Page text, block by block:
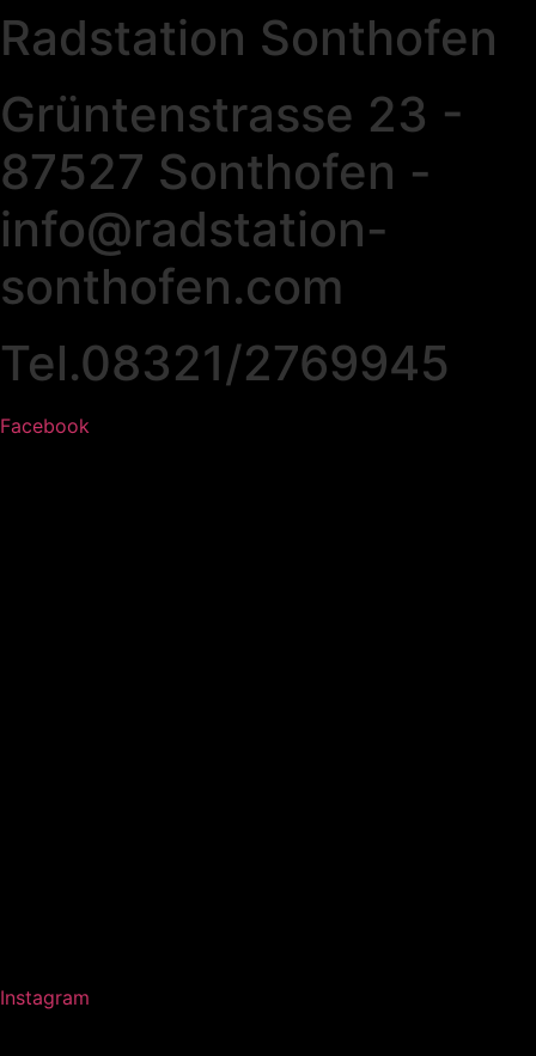
Radstation Sonthofen
Grüntenstrasse 23 -
87527 Sonthofen -
info@radstation-
sonthofen.com
Tel.08321/2769945
Facebook
Instagram